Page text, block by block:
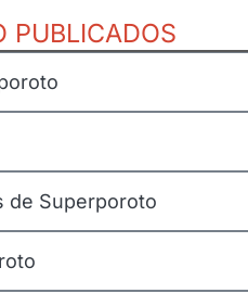
PUBLICADOS
de Superporoto